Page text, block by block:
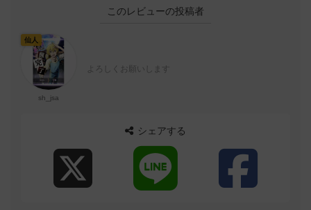
このレビューの投稿者
仙人
sh_jsa
よろしくお願いします
シェアする